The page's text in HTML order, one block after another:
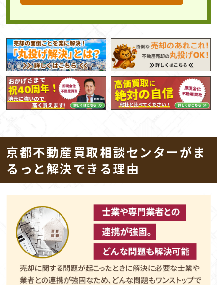
京都不動産買取相談センターがま
るっと解決できる理由